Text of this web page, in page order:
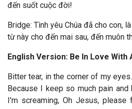
đến suốt cuộc đời!
Bridge: Tình yêu Chúa đã cho con,
từ này cho đến mai sau, đến muôn
English Version: Be In Love With
Bitter tear, in the corner of my
Because I keep so much pain
I'm screaming, Oh Jesus, please